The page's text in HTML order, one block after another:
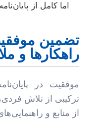
اما کامل از
تضمین
راهکارها و
موفقیت در
ترکیبی از تلاش
از منابع و